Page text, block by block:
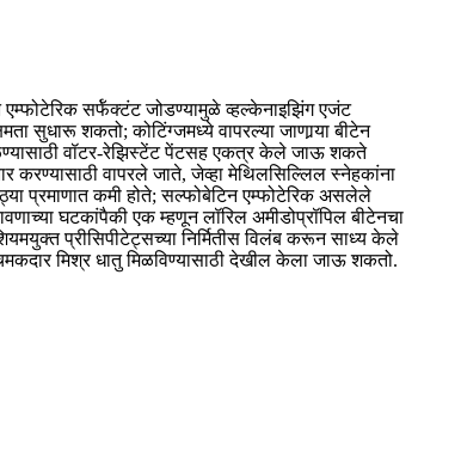
सर्फॅक्टंट जोडण्यामुळे व्हल्केनाइझिंग एजंट
सुधारू शकतो; कोटिंग्जमध्ये वापरल्या जाणार्‍या बीटेन
वॉटर-रेझिस्टेंट पेंटसह एकत्र केले जाऊ शकते
करण्यासाठी वापरले जाते, जेव्हा मेथिलसिल्लिल स्नेहकांना
प्रमाणात कमी होते; सल्फोबेटिन एम्फोटेरिक असलेले
घटकांपैकी एक म्हणून लॉरिल अमीडोप्रॉपिल बीटेनचा
प्रीसिपीटेट्सच्या निर्मितीस विलंब करून साध्य केले
मिश्र धातु मिळविण्यासाठी देखील केला जाऊ शकतो.